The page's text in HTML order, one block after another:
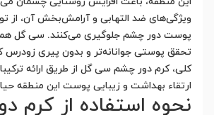
ویژگی‌های ضد التهابی و آرامش‌بخش آن، از
پوست دور چشم جلوگیری می‌کنند. سی گل
تحقق پوستی جوانانه‌تر و بدون پیری زودرس
کلی، کرم دور چشم سی گل از طریق ارائه
ارتقاء بهداشت و زیبایی پوست این منطقه
نحوه استفاده از کرم